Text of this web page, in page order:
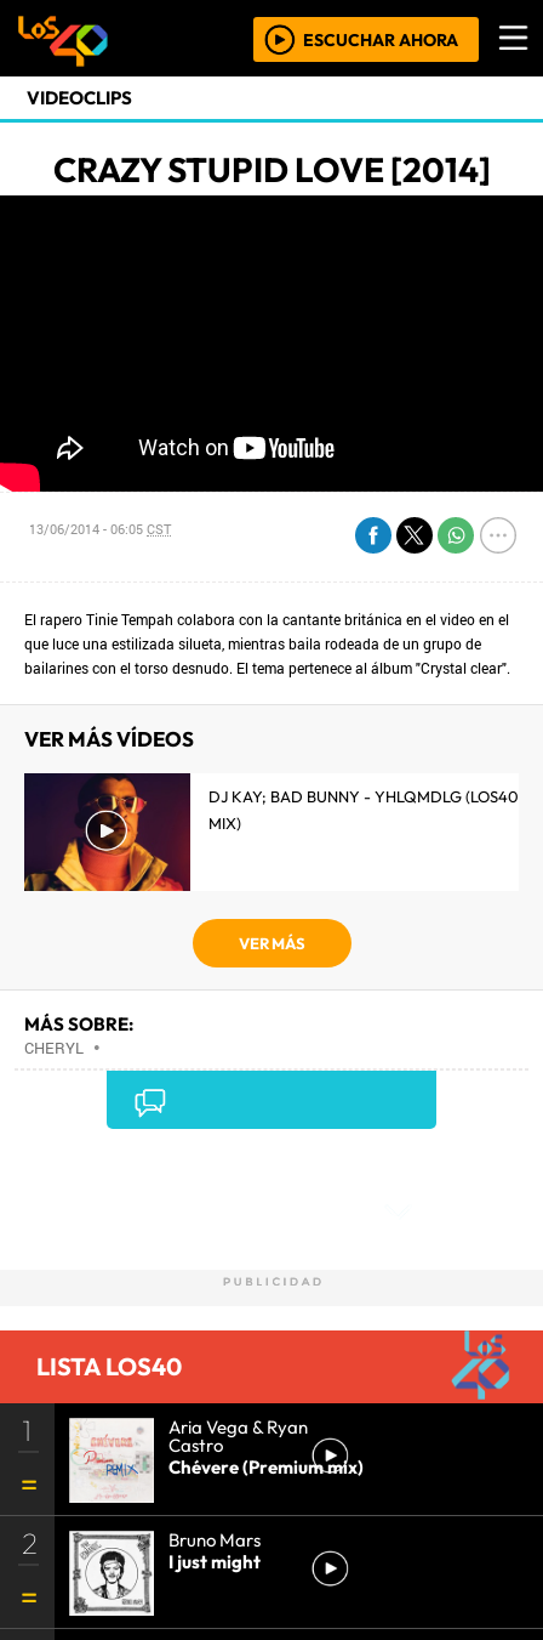
ESCUCHAR AHORA
VIDEOCLIPS
CRAZY STUPID LOVE [2014]
13/06/2014 - 06:05CST
El rapero Tinie Tempah colabora con la cantante británica en el video en el
que luce una estilizada silueta, mientras baila rodeada de un grupo de
bailarines con el torso desnudo. El tema pertenece al álbum "Crystal clear".
VER MÁS VÍDEOS
DJ KAY; BAD BUNNY - YHLQMDLG (LOS40
MIX)
VER MÁS
MÁS SOBRE:
CHERYL •
LISTA LOS40
1 Aria Vega & Ryan
Castro
Chévere (Premium mix)
2
Bruno Mars
I just might